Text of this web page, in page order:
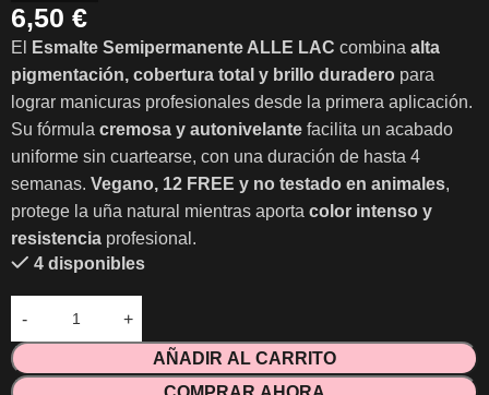
6,50 €
El Esmalte Semipermanente ALLE LAC combina alta
pigmentación, cobertura total y brillo duradero para
lograr manicuras profesionales desde la primera aplicación.
Su fórmula cremosa y autonivelante facilita un acabado
uniforme sin cuartearse, con una duración de hasta 4
semanas. Vegano, 12 FREE y no testado en animales,
protege la uña natural mientras aporta color intenso y
resistencia profesional.
4 disponibles
AÑADIR AL CARRITO